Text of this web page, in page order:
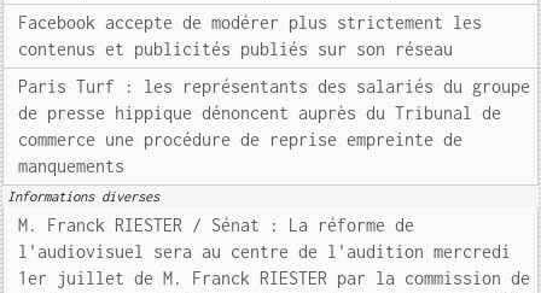
Facebook accepte de modérer plus strictement les
contenus et publicités publiés sur son réseau
Paris Turf : les représentants des salariés du groupe
de presse hippique dénoncent auprès du Tribunal de
commerce une procédure de reprise empreinte de
manquements
Informations diverses
M. Franck RIESTER / Sénat : La réforme de
l'audiovisuel sera au centre de l'audition mercredi
1er juillet de M. Franck RIESTER par la commission de